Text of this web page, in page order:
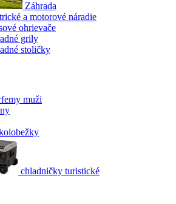
Záhrada
a motorové náradie
ohrievače
grily
stoličky
muži
chladničky turistické